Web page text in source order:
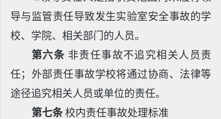
导与监管责任导致发生实验室安全事故的学
校、学院、相关部门的人员。
第六条 非责任事故不追究相关人员责
任；外部责任事故学校将通过协商、法律等
途径追究相关人员或单位的责任。
第七条 校内责任事故处理标准